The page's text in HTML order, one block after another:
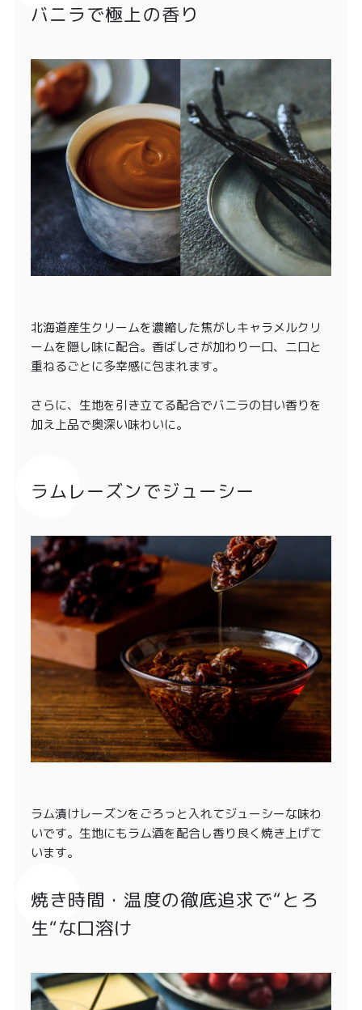
バニラで極上の香り
北海道産生クリームを濃縮した焦がしキャラメルクリ
ームを隠し味に配合。香ばしさが加わり一口、二口と
重ねるごとに多幸感に包まれます。
さらに、生地を引き立てる配合でバニラの甘い香りを
加え上品で奥深い味わいに。
ラムレーズンでジューシー
ラム漬けレーズンをごろっと入れてジューシーな味わ
いです。生地にもラム酒を配合し香り良く焼き上げて
います。
焼き時間・温度の徹底追求で“とろ
生“な口溶け